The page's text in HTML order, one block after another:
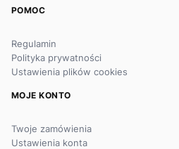
POMOC
Regulamin
Polityka prywatności
Ustawienia plików cookies
MOJE KONTO
Twoje zamówienia
Ustawienia konta